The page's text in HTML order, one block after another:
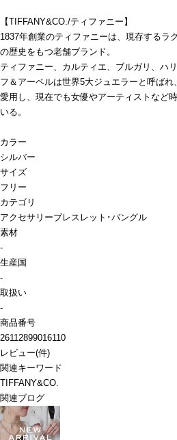
【TIFFANY&CO./ティファニー】
1837年創業のティファニーは、現存するラ
の歴史をもつ老舗ブランド。
ティファニー、カルティエ、ブルガリ、ハ
フ＆アーペルは世界5大ジュエラーと呼ば
愛用し、現在でも女優やアーティストなど
いる。
カラー
シルバー
サイズ
フリー
カテゴリ
アクセサリーブレスレット･バングル
素材
-
生産国
-
取扱い
-
商品番号
26112899016110
レビュー(件)
関連キーワード
TIFFANY&CO.
関連ブログ